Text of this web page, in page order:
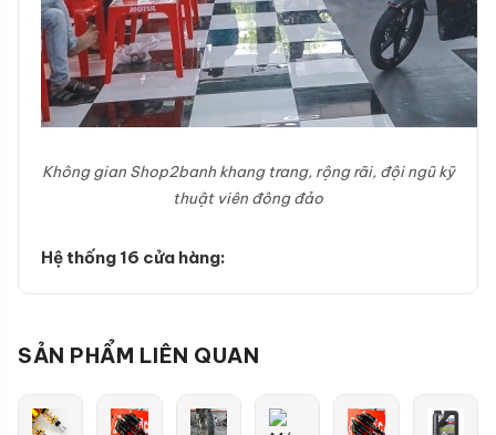
Không gian Shop2banh khang trang, rộng rãi, đội ngũ kỹ
thuật viên đông đảo
Hệ thống 16 cửa hàng:
SẢN PHẨM LIÊN QUAN